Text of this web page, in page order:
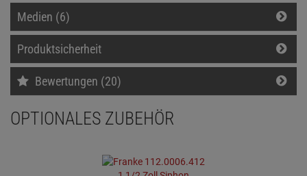
Medien (6)
Produktsicherheit
Bewertungen (20)
OPTIONALES ZUBEHÖR